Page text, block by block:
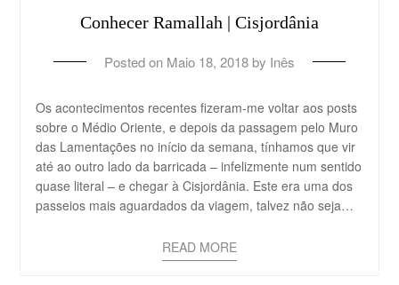
Conhecer Ramallah | Cisjordânia
Posted on Maio 18, 2018 by Inês
Os acontecimentos recentes fizeram-me voltar aos posts
sobre o Médio Oriente, e depois da passagem pelo Muro
das Lamentações no início da semana, tínhamos que vir
até ao outro lado da barricada – infelizmente num sentido
quase literal – e chegar à Cisjordânia. Este era uma dos
passeios mais aguardados da viagem, talvez não seja…
READ MORE